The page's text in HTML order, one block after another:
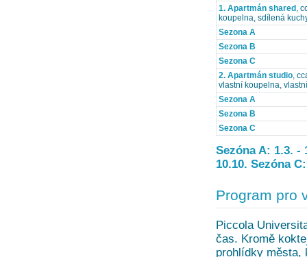
1. Apartmán shared ,
koupelna, sdílená
Sezona A
Sezona B
Sezona C
2. Apartmán studio,
vlastní koupelna,
Sezona A
Sezona B
Sezona C
Sezóna A: 1.3. -
10.10. Sezóna
Program pro
Piccola
čas. Kromě
prohlídky města,